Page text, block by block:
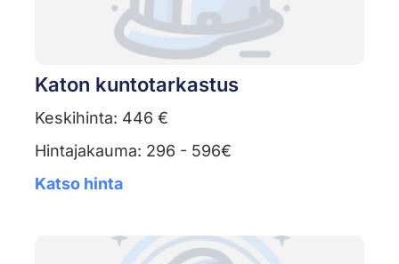
Katon kuntotarkastus
Keskihinta: 446 €
Hintajakauma: 296 - 596€
Katso hinta